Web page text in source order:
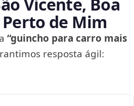
Vicente, Boa
Perto de Mim
“guincho para carro mais
resposta ágil: